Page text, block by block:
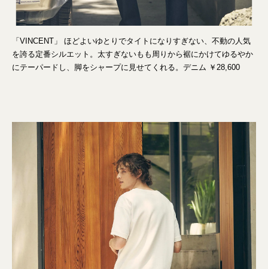
「VINCENT」 ほどよいゆとりでタイトになりすぎない、不動の人気
を誇る定番シルエット。太すぎないもも周りから裾にかけてゆるやか
にテーパードし、脚をシャープに見せてくれる。デニム ￥28,600